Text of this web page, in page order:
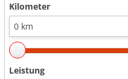
Kilometer
Leistung